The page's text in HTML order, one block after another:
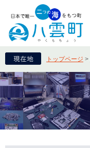
トップページ >